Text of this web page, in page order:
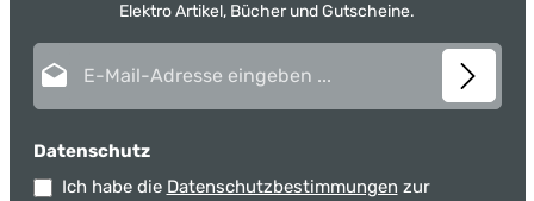
Elektro Artikel, Bücher und Gutscheine.
Datenschutz
Ich habe die Datenschutzbestimmungen zur